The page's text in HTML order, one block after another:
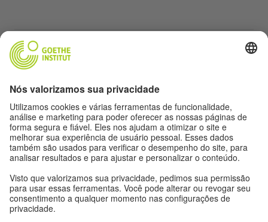
Outros sites
Pratique alemão gratuitamente
Cursos de alemão do Goethe-Institut
Portal para professores “Deutschstunde”
Privacidade e acessibilidade
Configurações de privacidade